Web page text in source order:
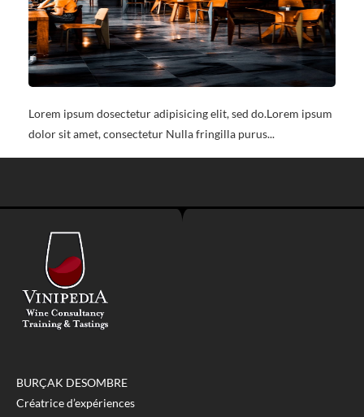
Lorem ipsum dosectetur adipisicing elit, sed do.Lorem ipsum
dolor sit amet, consectetur Nulla fringilla purus...
BURÇAK DESOMBRE
Créatrice d’expériences